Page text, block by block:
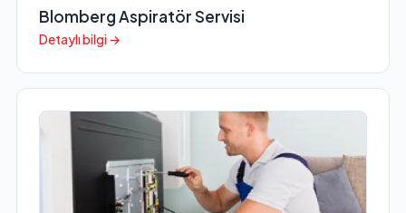
Blomberg Aspiratör Servisi
Detaylı bilgi →